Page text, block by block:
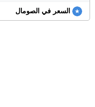
السعر في الصومال